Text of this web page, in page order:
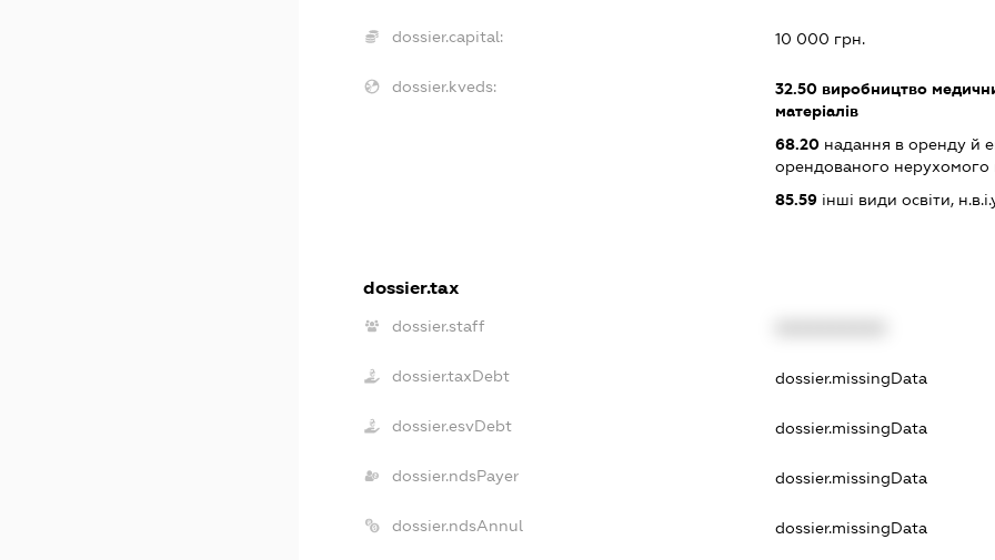
dossier.capital: 10 000 грн.
dossier.kveds: 32.50 виробництво
матеріалів
68.20 надання в оренду й
орендованого нерухомого
85.59 інші види освіти,
dossier.tax
dossier.staff
dossier.taxDebt dossier.missingData
dossier.esvDebt dossier.missingData
dossier.ndsPayer dossier.missingData
dossier.ndsAnnul dossier.missingData